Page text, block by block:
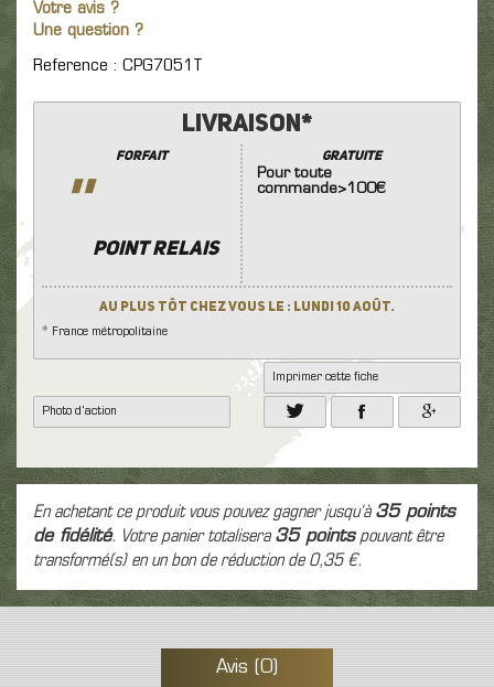
Votre avis ?
Une question ?
Reference : CPG7051T
Livraison*
Forfait
''
POINT RELAIS
GRATUITE
Pour toute
commande>100€
Au plus tôt chez vous le : Lundi 10 Août.
* France métropolitaine
Imprimer cette fiche
Photo d'action
En achetant ce produit vous pouvez gagner jusqu'à35points
de fidélité. Votre panier totalisera35pointspouvant être
transformé(s) en un bon de réduction de 0,35 €.
Avis (0)